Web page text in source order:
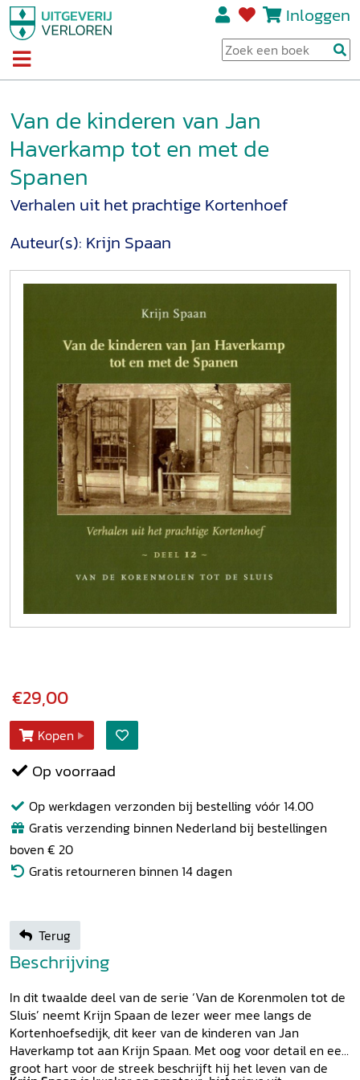
Inloggen
Van de kinderen van Jan
Haverkamp tot en met de
Spanen
Verhalen uit het prachtige Kortenhoef
Auteur(s): Krijn Spaan
€29,00
Kopen
Op voorraad
Op werkdagen verzonden bij bestelling vóór 14.00
Gratis verzending binnen Nederland bij bestellingen
boven € 20
Gratis retourneren binnen 14 dagen
Terug
Beschrijving
In dit twaalde deel van de serie ‘Van de Korenmolen tot de
Sluis’ neemt Krijn Spaan de lezer weer mee langs de
Kortenhoefsedijk, dit keer van de kinderen van Jan
Haverkamp tot aan Krijn Spaan. Met oog voor detail en een
groot hart voor de streek beschrijft hij het leven van de